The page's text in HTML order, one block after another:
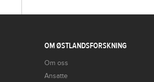
OM ØSTLANDSFORSKNING
Om oss
Ansatte